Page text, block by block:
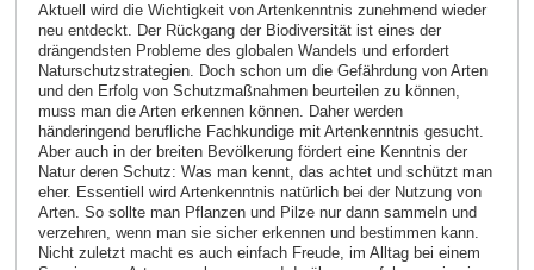
Aktuell wird die Wichtigkeit von Artenkenntnis zunehmend wieder
neu entdeckt. Der Rückgang der Biodiversität ist eines der
drängendsten Probleme des globalen Wandels und erfordert
Naturschutzstrategien. Doch schon um die Gefährdung von Arten
und den Erfolg von Schutzmaßnahmen beurteilen zu können,
muss man die Arten erkennen können. Daher werden
händeringend berufliche Fachkundige mit Artenkenntnis gesucht.
Aber auch in der breiten Bevölkerung fördert eine Kenntnis der
Natur deren Schutz: Was man kennt, das achtet und schützt man
eher. Essentiell wird Artenkenntnis natürlich bei der Nutzung von
Arten. So sollte man Pflanzen und Pilze nur dann sammeln und
verzehren, wenn man sie sicher erkennen und bestimmen kann.
Nicht zuletzt macht es auch einfach Freude, im Alltag bei einem